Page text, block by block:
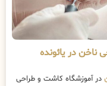
در یائونده
در آموزشگاه کاشت و طراحی